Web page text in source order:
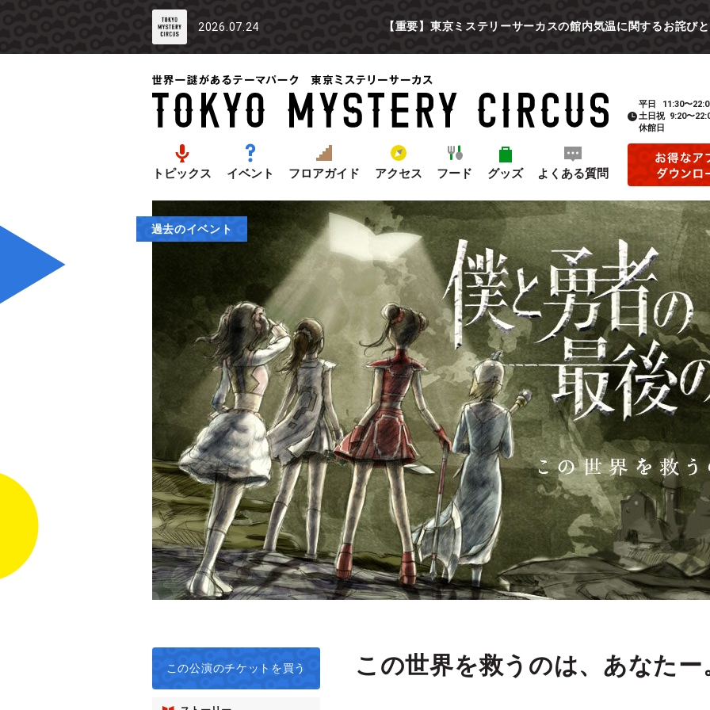
2026.07.24 【重要】東京ミステリーサーカスの館内気温に関するお詫び
トピックス イベント フロアガイド アクセス フード グッズ よくある質問
平日
11:30〜
土日祝 9:20〜
休館日
過去のイベント
この公演のチケットを買う この世界を救うのは、あなたー